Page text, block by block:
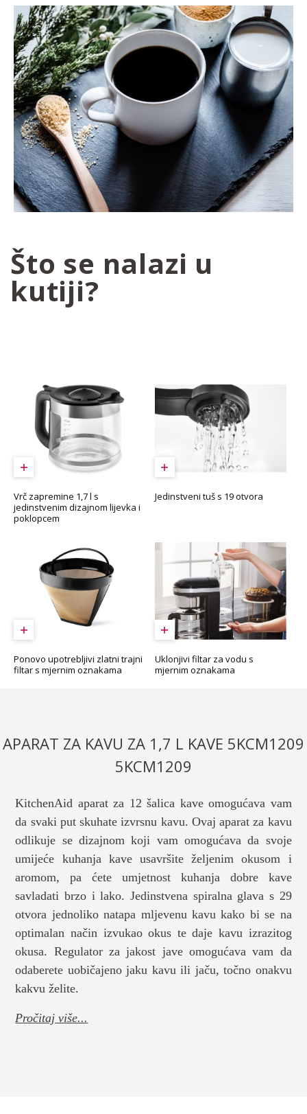
Što se nalazi u
kutiji?
Vrč zapremine 1,7 l s
jedinstvenim dizajnom lijevka i
poklopcem
Jedinstveni tuš s 19 otvora
Ponovo upotrebljivi zlatni trajni
filtar s mjernim oznakama
Uklonjivi filtar za vodu s
mjernim oznakama
APARAT ZA KAVU ZA 1,7 L KAVE 5KCM1209
5KCM1209
KitchenAid aparat za 12 šalica kave omogućava vam
da svaki put skuhate izvrsnu kavu. Ovaj aparat za kavu
odlikuje se dizajnom koji vam omogućava da svoje
umijeće kuhanja kave usavršite željenim okusom i
aromom, pa ćete umjetnost kuhanja dobre kave
savladati brzo i lako. Jedinstvena spiralna glava s 29
otvora jednoliko natapa mljevenu kavu kako bi se na
optimalan način izvukao okus te daje kavu izrazitog
okusa. Regulator za jakost jave omogućava vam da
odaberete uobičajeno jaku kavu ili jaču, točno onakvu
kakvu želite.
Pročitaj više...